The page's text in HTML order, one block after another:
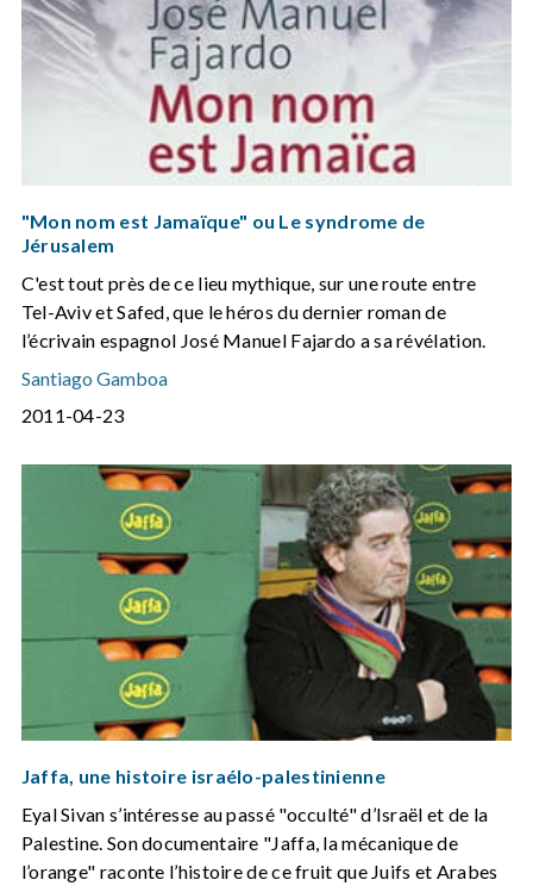
"Mon nom est Jamaïque" ou Le syndrome de
Jérusalem
C'est tout près de ce lieu mythique, sur une route entre
Tel-Aviv et Safed, que le héros du dernier roman de
l’écrivain espagnol José Manuel Fajardo a sa révélation.
Santiago Gamboa
2011-04-23
Jaffa, une histoire israélo-palestinienne
Eyal Sivan s’intéresse au passé "occulté" d’Israël et de la
Palestine. Son documentaire "Jaffa, la mécanique de
l’orange" raconte l’histoire de ce fruit que Juifs et Arabes